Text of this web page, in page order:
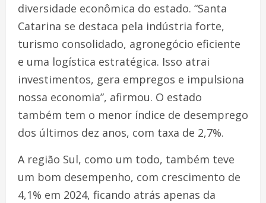
diversidade econômica do estado. “Santa
Catarina se destaca pela indústria forte,
turismo consolidado, agronegócio eficiente
e uma logística estratégica. Isso atrai
investimentos, gera empregos e impulsiona
nossa economia”, afirmou. O estado
também tem o menor índice de desemprego
dos últimos dez anos, com taxa de 2,7%.
A região Sul, como um todo, também teve
um bom desempenho, com crescimento de
4,1% em 2024, ficando atrás apenas da